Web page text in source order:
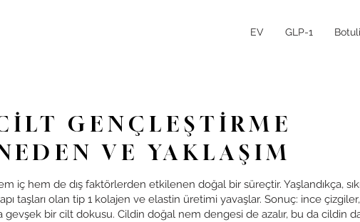
EV GLP-1
GENÇLEŞTİRME
VE YAKLAŞIM
iç hem de dış faktörlerden etkilenen doğal bir süreçtir. Yaşlandıkça,
taşları olan tip 1 kolajen ve elastin üretimi yavaşlar. Sonuç: ince çizgiler,
gevşek bir cilt dokusu. Cildin doğal nem dengesi de azalır, bu da cildin